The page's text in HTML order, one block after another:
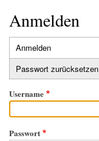
Anmelden
Primäre
Reiter
Anmelden
Passwort zurücksetzen
Username
Passwort